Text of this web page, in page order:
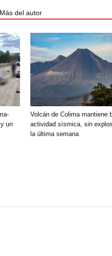
Más del autor
un
Volcán de Colima mantiene
actividad sísmica, sin
la última semana